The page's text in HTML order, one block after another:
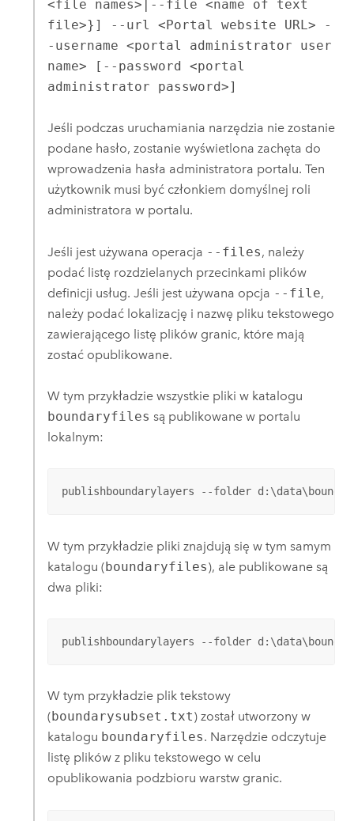
<file names>|--file <name of text
file>}] --url <Portal website URL> -
-username <portal administrator user
name> [--password <portal
administrator password>]
Jeśli podczas uruchamiania narzędzia nie zostanie
podane hasło, zostanie wyświetlona zachęta do
wprowadzenia hasła administratora portalu. Ten
użytkownik musi być członkiem domyślnej roli
administratora w portalu.
Jeśli jest używana operacja --files, należy
podać listę rozdzielanych przecinkami plików
definicji usług. Jeśli jest używana opcja --file,
należy podać lokalizację i nazwę pliku tekstowego
zawierającego listę plików granic, które mają
zostać opublikowane.
W tym przykładzie wszystkie pliki w katalogu
boundaryfiles są publikowane w portalu
lokalnym:
publishboundarylayers --folder
W tym przykładzie pliki znajdują się w tym samym
katalogu (boundaryfiles), ale publikowane są
dwa pliki:
publishboundarylayers --folder
W tym przykładzie plik tekstowy
( boundarysubset.txt) został utworzony w
katalogu boundaryfiles. Narzędzie odczytuje
listę plików z pliku tekstowego w celu
opublikowania podzbioru warstw granic.